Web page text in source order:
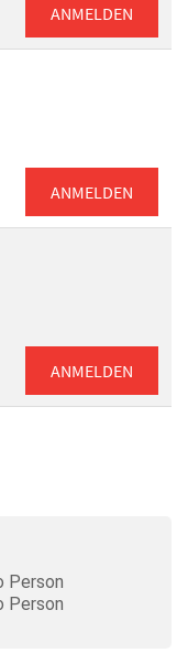
ANMELDEN
ANMELDEN
ANMELDEN
Person
Person